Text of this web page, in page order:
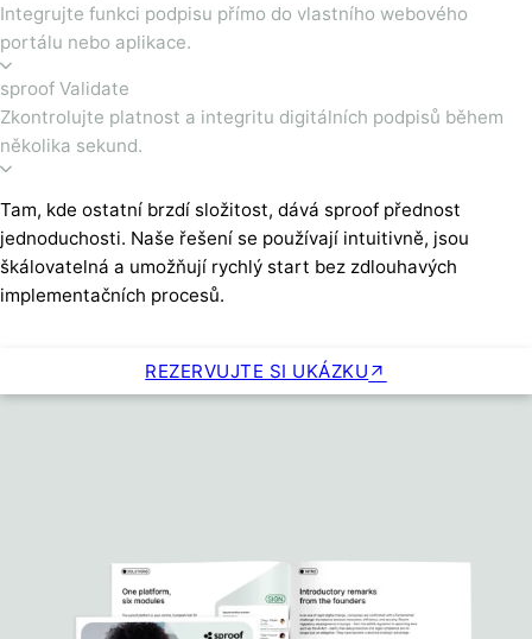
Integrujte funkci podpisu přímo do vlastního webového
portálu nebo aplikace.
sproof Validate
Zkontrolujte platnost a integritu digitálních podpisů během
několika sekund.
Tam, kde ostatní brzdí složitost, dává sproof přednost
jednoduchosti. Naše řešení se používají intuitivně, jsou
škálovatelná a umožňují rychlý start bez zdlouhavých
implementačních procesů.
REZERVUJTE SI UKÁZKU